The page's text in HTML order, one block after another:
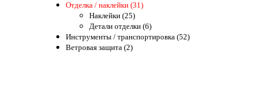
Отделка / наклейки (31)
Наклейки (25)
Детали отделки (6)
Инструменты / транспортировка (52)
Ветровая защита (2)